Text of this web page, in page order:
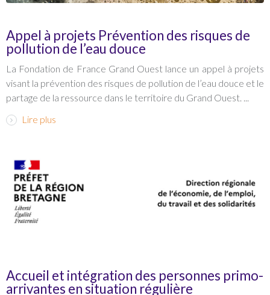
Appel à projets Prévention des risques de
pollution de l’eau douce
La Fondation de France Grand Ouest lance un appel à projets
visant la prévention des risques de pollution de l’eau douce et le
partage de la ressource dans le territoire du Grand Ouest. ...
Lire plus
Accueil et intégration des personnes primo-
arrivantes en situation régulière